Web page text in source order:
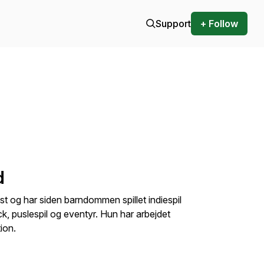
Support + Follow
og har siden barndommen spillet indiespil
puslespil og eventyr. Hun har arbejdet